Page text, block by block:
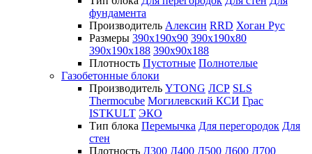
фундамента
Производитель Алексин RRD Хоган Рус
Размеры 390х190х90 390х190х80
390х190х188 390х90х188
Плотность Пустотные Полнотелые
Газобетонные блоки
Производитель YTONG ЛСР SLS
Thermocube Могилевский КСИ Грас
ISTKULT ЭКО
Тип блока Перемычка Для перегородок Для
стен
Плотность Д300 Д400 Д500 Д600 Д700